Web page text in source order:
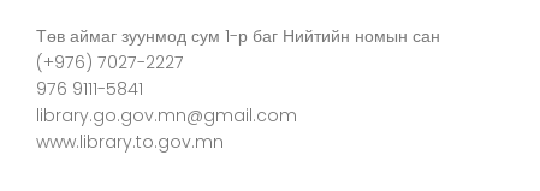
Төв аймаг зуунмод сум 1-р баг Нийтийн номын сан
(+976) 7027-2227
976 9111-5841
library.go.gov.mn@gmail.com
www.library.to.gov.mn